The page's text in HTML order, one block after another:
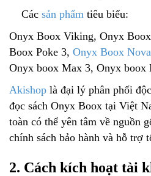
Các sản phẩm tiêu biểu:
Onyx Boox Viking, Onyx
Boox Poke 3, Onyx Boox
Onyx boox Max 3, Onyx boox
Akishop là đại lý phân phối
đọc sách Onyx Boox tại Việt
toàn có thể yên tâm về nguồn
chính sách bảo hành và hỗ trợ
2. Cách kích hoạt tài